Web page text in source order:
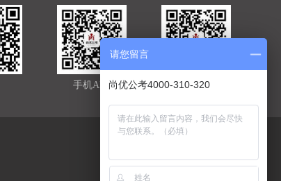
官方微信
手机APP
请您留言
尚优公考4000-310-320